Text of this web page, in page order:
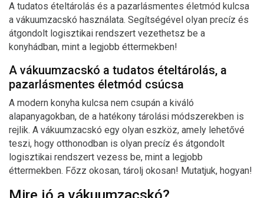
A tudatos ételtárolás és a pazarlásmentes életmód kulcsa
a vákuumzacskó használata. Segítségével olyan precíz és
átgondolt logisztikai rendszert vezethetsz be a
konyhádban, mint a legjobb éttermekben!
A vákuumzacskó a tudatos ételtárolás, a
pazarlásmentes életmód csúcsa
A modern konyha kulcsa nem csupán a kiváló
alapanyagokban, de a hatékony tárolási módszerekben is
rejlik. A vákuumzacskó egy olyan eszköz, amely lehetővé
teszi, hogy otthonodban is olyan precíz és átgondolt
logisztikai rendszert vezess be, mint a legjobb
éttermekben. Főzz okosan, tárolj okosan! Mutatjuk, hogyan!